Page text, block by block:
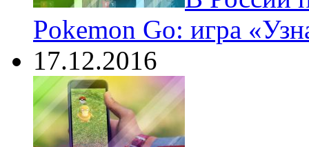
Pokemon Go: игра
17.12.2016